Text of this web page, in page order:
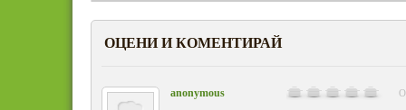
ОЦЕНИ И КОМЕНТИРАЙ
anonymous